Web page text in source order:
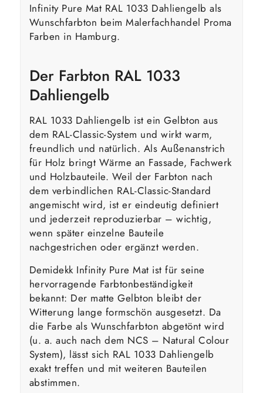
Infinity Pure Mat RAL 1033 Dahliengelb als
Wunschfarbton beim Malerfachhandel Proma
Farben in Hamburg.
Der Farbton RAL 1033
Dahliengelb
RAL 1033 Dahliengelb ist ein Gelbton aus
dem RAL-Classic-System und wirkt warm,
freundlich und natürlich. Als Außenanstrich
für Holz bringt Wärme an Fassade, Fachwerk
und Holzbauteile. Weil der Farbton nach
dem verbindlichen RAL-Classic-Standard
angemischt wird, ist er eindeutig definiert
und jederzeit reproduzierbar – wichtig,
wenn später einzelne Bauteile
nachgestrichen oder ergänzt werden.
Demidekk Infinity Pure Mat ist für seine
hervorragende Farbtonbeständigkeit
bekannt: Der matte Gelbton bleibt der
Witterung lange formschön ausgesetzt. Da
die Farbe als Wunschfarbton abgetönt wird
(u. a. auch nach dem NCS – Natural Colour
System), lässt sich RAL 1033 Dahliengelb
exakt treffen und mit weiteren Bauteilen
abstimmen.